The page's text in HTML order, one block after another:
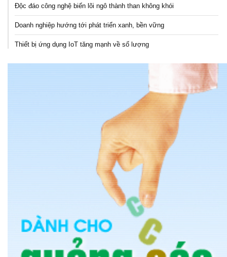
Độc đáo công nghệ biến lõi ngô thành than không khói
Doanh nghiệp hướng tới phát triển xanh, bền vững
Thiết bị ứng dụng IoT tăng mạnh về số lượng